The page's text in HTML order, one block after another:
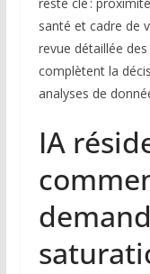
santé et cadre de
revue détaillée
complètent la
analyses de
IA